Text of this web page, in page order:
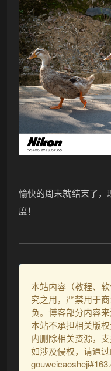
愉快的周末就结束了，
度！
本站内容（教程、
究之用，严禁用于
负。博客部分内容
本站不承担相关版
内删除相关资源，支
如涉及侵权，请通过